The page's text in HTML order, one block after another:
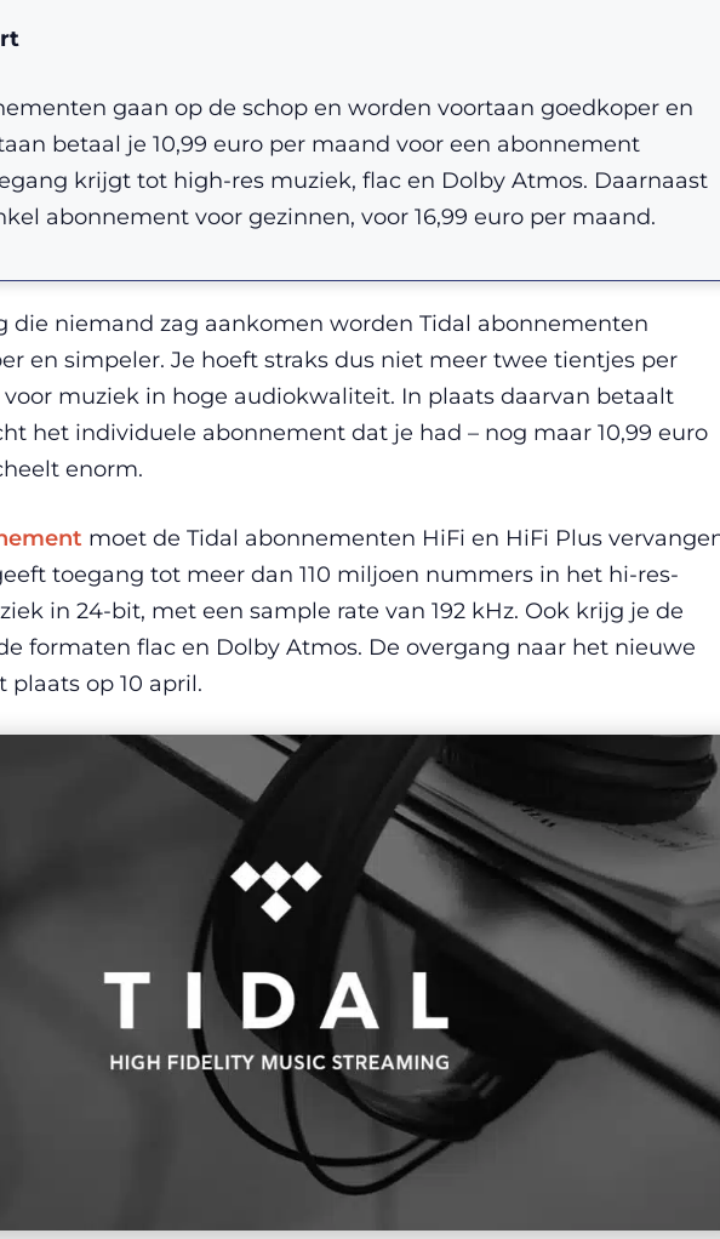
gaan op de schop en worden voortaan goedkoper en
betaal je 10,99 euro per maand voor een abonnement
krijgt tot high-res muziek, flac en Dolby Atmos. Daarnaast
abonnement voor gezinnen, voor 16,99 euro per maand.
die niemand zag aankomen worden Tidal abonnementen
en simpeler. Je hoeft straks dus niet meer twee tientjes per
muziek in hoge audiokwaliteit. In plaats daarvan betaalt
het individuele abonnement dat je had – nog maar 10,99 euro
enorm.
moet de Tidal abonnementen HiFi en HiFi Plus
toegang tot meer dan 110 miljoen nummers in het hi-res-
in 24-bit, met een sample rate van 192 kHz. Ook krijg je de
formaten flac en Dolby Atmos. De overgang naar het nieuwe
op 10 april.